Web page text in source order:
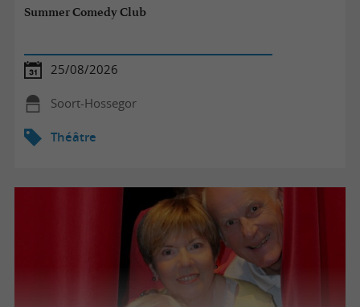
Summer Comedy Club
25/08/2026
Soort-Hossegor
Théâtre